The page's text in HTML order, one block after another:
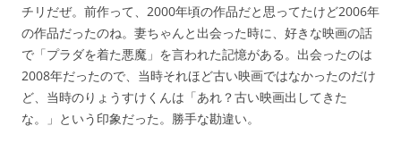
チリだぜ。前作って、2000年頃の作品だと思ってたけど2006年
の作品だったのね。妻ちゃんと出会った時に、好きな映画の話
で「プラダを着た悪魔」を言われた記憶がある。出会ったのは
2008年だったので、当時それほど古い映画ではなかったのだけ
ど、当時のりょうすけくんは「あれ？古い映画出してきた
な。」という印象だった。勝手な勘違い。